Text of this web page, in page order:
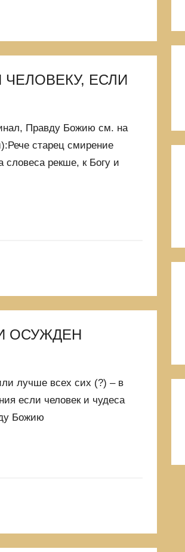
ЕСЛИ
Правду Божию см. на
старец смирение
рекше, к Богу и
ОСУЖДЕН
лучше всех сих (?) – в
если человек и чудеса
Божию